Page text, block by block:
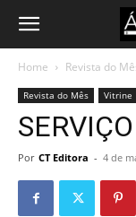
Home Revista do
Revista do Mês Vitrine
Por CT Editora - 4 de